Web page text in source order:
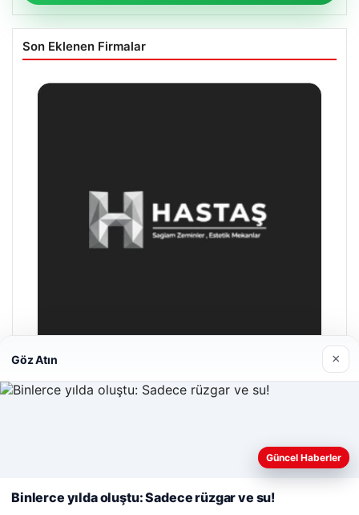
Son Eklenen Firmalar
Hastaş Beton
deneyiminizi kişiselleştirmek ve geliştirmek amacıyla çerezler
Reddet Kabul Et
Göz Atın ×
Güncel Haberler
Binlerce yılda oluştu: Sadece rüzgar ve su!